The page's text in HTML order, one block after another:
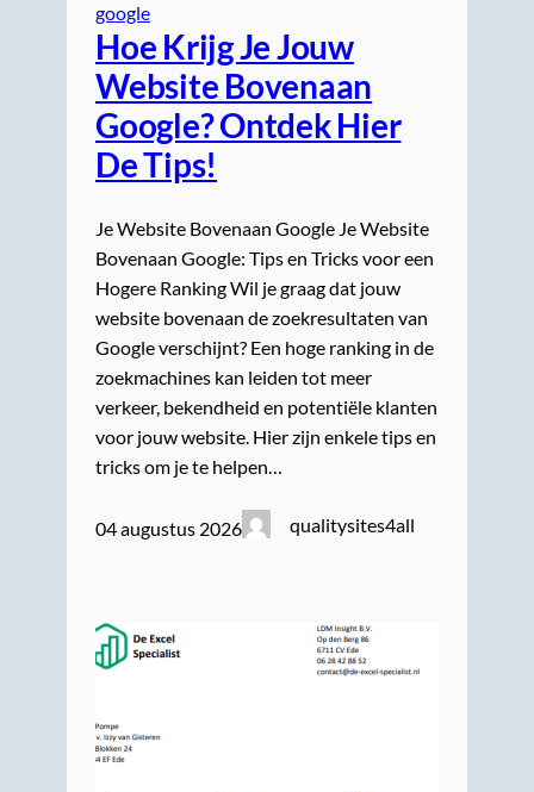
google
Hoe Krijg Je Jouw
Website Bovenaan
Google? Ontdek Hier
De Tips!
Je Website Bovenaan Google Je Website
Bovenaan Google: Tips en Tricks voor een
Hogere Ranking Wil je graag dat jouw
website bovenaan de zoekresultaten van
Google verschijnt? Een hoge ranking in de
zoekmachines kan leiden tot meer
verkeer, bekendheid en potentiële klanten
voor jouw website. Hier zijn enkele tips en
tricks om je te helpen…
04 augustus 2026 qualitysites4all